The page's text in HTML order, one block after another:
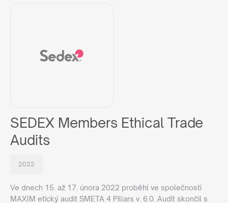
SEDEX Members Ethical Trade
Audits
2022
Ve dnech 15. až 17. února 2022 proběhl ve společnosti
MAXIM etický audit SMETA 4 Pillars v. 6.0. Audit skončil s